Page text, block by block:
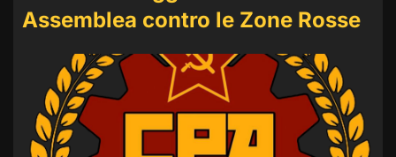
Assemblea contro le Zone Rosse